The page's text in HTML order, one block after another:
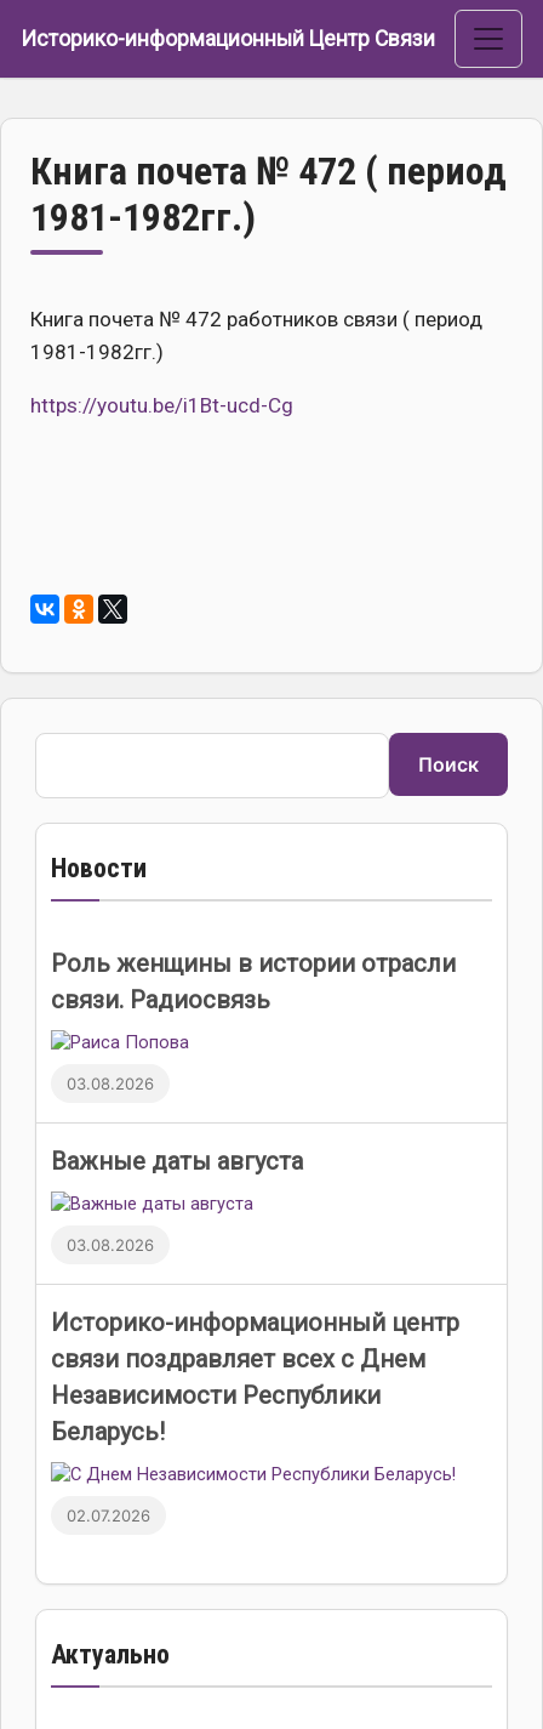
Историко-информационный Центр Связи
Книга почета № 472 ( период
1981-1982гг.)
Книга почета № 472 работников связи ( период
1981-1982гг.)
https://youtu.be/i1Bt-ucd-Cg
Поиск
Поиск
Новости
Роль женщины в истории отрасли
связи. Радиосвязь
03.08.2026
Важные даты августа
03.08.2026
Историко-информационный центр
связи поздравляет всех с Днем
Независимости Республики
Беларусь!
02.07.2026
Актуально